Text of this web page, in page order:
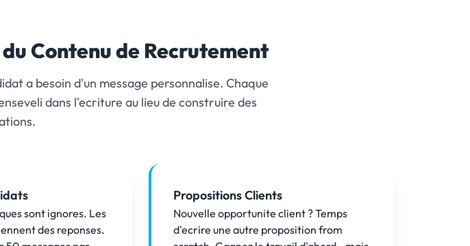
Contenu de Recrutement
a besoin d'un message personnalise. Chaque
dans l'ecriture au lieu de construire des
sont ignores. Les
des reponses.
Propositions Clients
Nouvelle opportunite client ? Temps
d'ecrire une autre proposition from